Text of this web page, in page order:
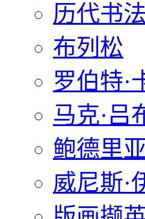
历代书法
布列松
罗伯特·
马克·吕
鲍德里亚
威尼斯·